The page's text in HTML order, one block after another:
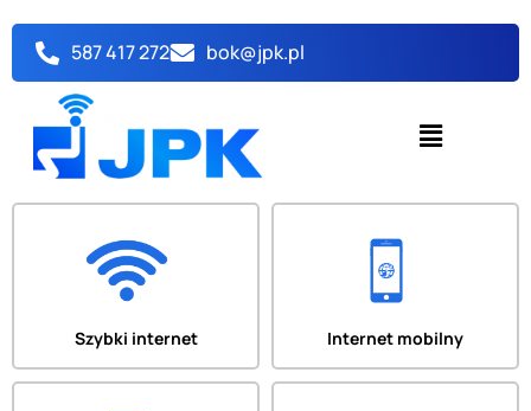
treści
587 417 272 bok@jpk.pl
Menu
Szybki internet Internet mobilny